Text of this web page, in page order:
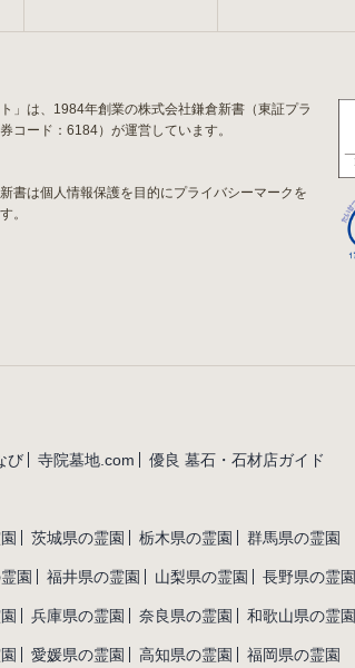
ト」は、1984年創業の株式会社鎌倉新書（東証プラ
コード：6184）が運営しています。
書は個人情報保護を目的にプライバシーマークを
。
び 寺院墓地.com 優良 墓石・石材店ガイド
茨城県の霊園 栃木県の霊園 群馬県の霊園
園 福井県の霊園 山梨県の霊園 長野県の霊園
兵庫県の霊園 奈良県の霊園 和歌山県の霊園
愛媛県の霊園 高知県の霊園 福岡県の霊園